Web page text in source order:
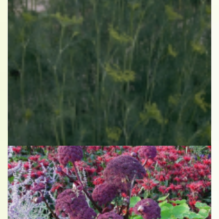
Anethum graveolens